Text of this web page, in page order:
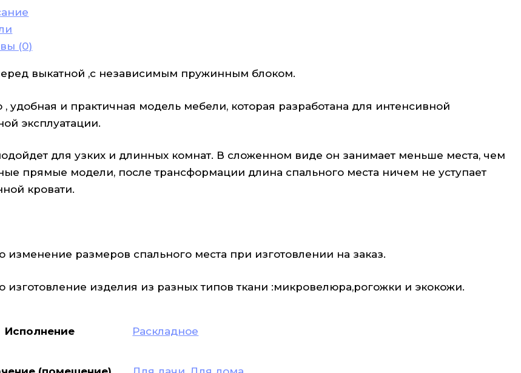
(0)
выкатной ,с независимым пружинным блоком.
, удобная и практичная модель мебели, которая разработана для интенсивной
эксплуатации.
для узких и длинных комнат. В сложенном виде он занимает меньше места, чем
прямые модели, после трансформации длина спального места ничем не уступает
кровати.
изменение размеров спального места при изготовлении на заказ.
изготовление изделия из разных типов ткани :микровелюра,рогожки и экокожи.
Исполнение Раскладное